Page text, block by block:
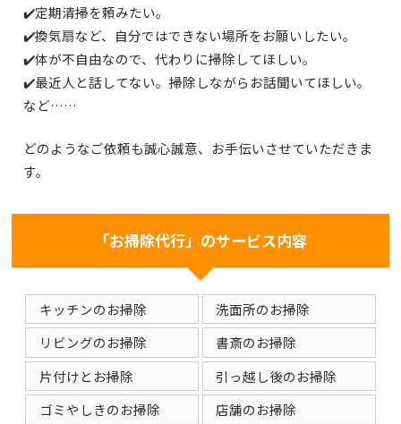
✔️定期清掃を頼みたい。
✔️換気扇など、自分ではできない場所をお願いしたい。
✔️体が不自由なので、代わりに掃除してほしい。
✔️最近人と話してない。掃除しながらお話聞いてほしい。
など……
どのようなご依頼も誠心誠意、お手伝いさせていただきま
す。
「お掃除代行」のサービス内容
キッチンのお掃除
洗面所のお掃除
リビングのお掃除
書斎のお掃除
片付けとお掃除
引っ越し後のお掃除
ゴミやしきのお掃除
店舗のお掃除